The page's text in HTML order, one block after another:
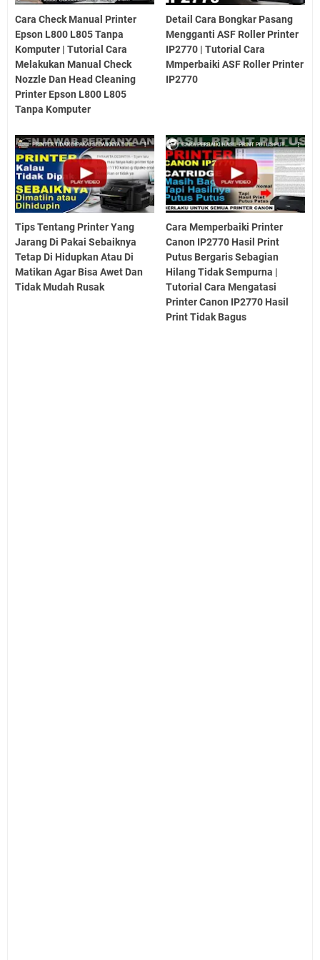
Cara Check Manual Printer
Epson L800 L805 Tanpa
Komputer | Tutorial Cara
Melakukan Manual Check
Nozzle Dan Head Cleaning
Printer Epson L800 L805
Tanpa Komputer
Detail Cara Bongkar Pasang
Mengganti ASF Roller Printer
IP2770 | Tutorial Cara
Mmperbaiki ASF Roller Printer
IP2770
Tips Tentang Printer Yang
Jarang Di Pakai Sebaiknya
Tetap Di Hidupkan Atau Di
Matikan Agar Bisa Awet Dan
Tidak Mudah Rusak
Cara Memperbaiki Printer
Canon IP2770 Hasil Print
Putus Bergaris Sebagian
Hilang Tidak Sempurna |
Tutorial Cara Mengatasi
Printer Canon IP2770 Hasil
Print Tidak Bagus